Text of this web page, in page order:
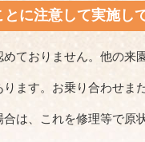
に注意して実施し
ておりません。他の来
ます。お乗り合わせま
は、これを修理等で原